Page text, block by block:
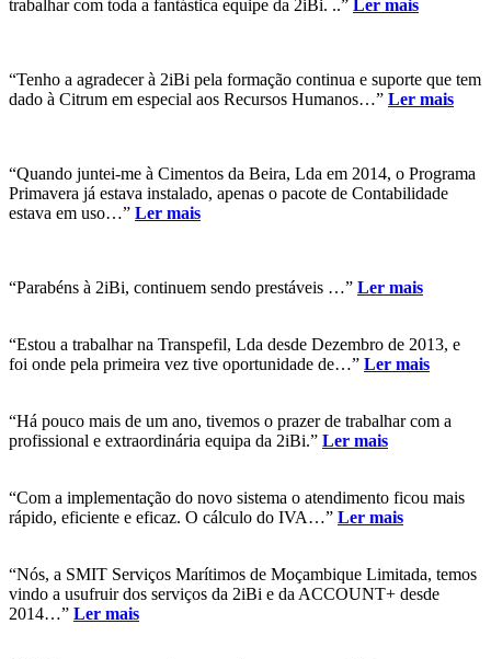
trabalhar com toda a fantástica equipe da 2iBi. ..” Ler mais
“Tenho a agradecer à 2iBi pela formação continua e suporte que tem
dado à Citrum em especial aos Recursos Humanos…” Ler mais
“Quando juntei-me à Cimentos da Beira, Lda em 2014, o Programa
Primavera já estava instalado, apenas o pacote de Contabilidade
estava em uso…” Ler mais
“Parabéns à 2iBi, continuem sendo prestáveis …” Ler mais
“Estou a trabalhar na Transpefil, Lda desde Dezembro de 2013, e
foi onde pela primeira vez tive oportunidade de…” Ler mais
“Há pouco mais de um ano, tivemos o prazer de trabalhar com a
profissional e extraordinária equipa da 2iBi.” Ler mais
“Com a implementação do novo sistema o atendimento ficou mais
rápido, eficiente e eficaz. O cálculo do IVA…” Ler mais
“Nós, a SMIT Serviços Marítimos de Moçambique Limitada, temos
vindo a usufruir dos serviços da 2iBi e da ACCOUNT+ desde
2014…” Ler mais